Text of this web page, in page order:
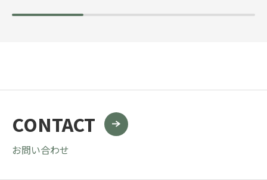
CONTACT
お問い合わせ